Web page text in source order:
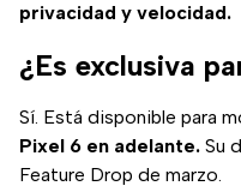
privacidad y velocidad.
¿Es exclusiva
Sí. Está disponible para
Pixel 6 en adelante. Su
Feature Drop de marzo.